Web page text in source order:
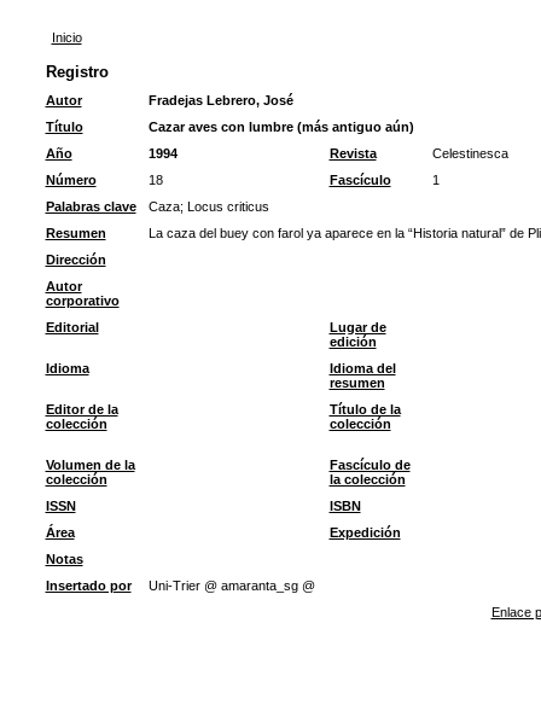
Inicio
Registro
Autor
Fradejas Lebrero, José
Título
Cazar aves con lumbre (más antiguo aún)
Año
1994 Revista
Celestinesca
Número
18 Fascículo
1
Palabras clave
Caza; Locus criticus
Resumen
La caza del buey con farol ya aparece en la “Historia natural” de
Dirección
Autor
corporativo
Editorial
Lugar de
edición
Idioma
Idioma del
resumen
Editor de la
colección
Título de la
colección
Volumen de la
colección
Fascículo de
la colección
ISSN
ISBN
Área
Expedición
Notas
Insertado por
Uni-Trier @ amaranta_sg @
Enlace